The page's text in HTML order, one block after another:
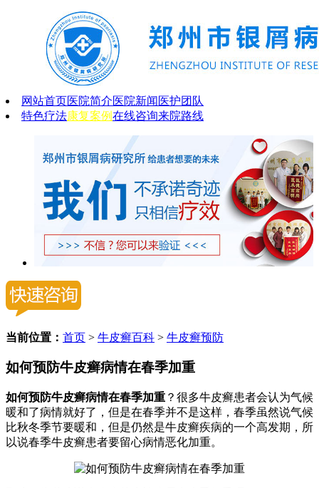
网站首页医院简介医院新闻 医护团队
特色疗法康复案例在线咨询来院路线
当前位置： 首页 > 牛皮癣百科 > 牛皮癣预防
如何预防牛皮癣病情在春季加重
如何预防牛皮癣病情在春季加重 ？很多牛皮癣患者会认为气候
暖和了病情就好了，但是在春季并不是这样，春季虽然说气候
比秋冬季节要暖和，但是仍然是牛皮癣疾病的一个高发期，所
以说春季牛皮癣患者要留心病情恶化加重。